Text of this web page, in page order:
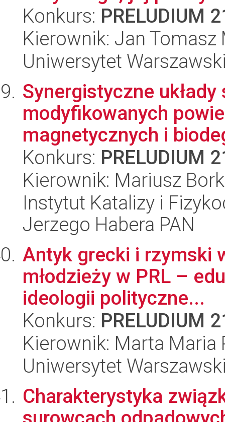
Konkurs: PRELUDIUM
Kierownik: Jan Tomasz
Uniwersytet
Synergistyczne
modyfikowanych
magnetycznych i
Konkurs: PRELUDIUM
Kierownik: Mariusz
Instytut Katalizy i
Jerzego Habera PAN
Antyk grecki i rzymski
młodzieży w PRL –
ideologii polityczne...
Konkurs: PRELUDIUM
Kierownik: Marta Maria
Uniwersytet
Charakterystyka